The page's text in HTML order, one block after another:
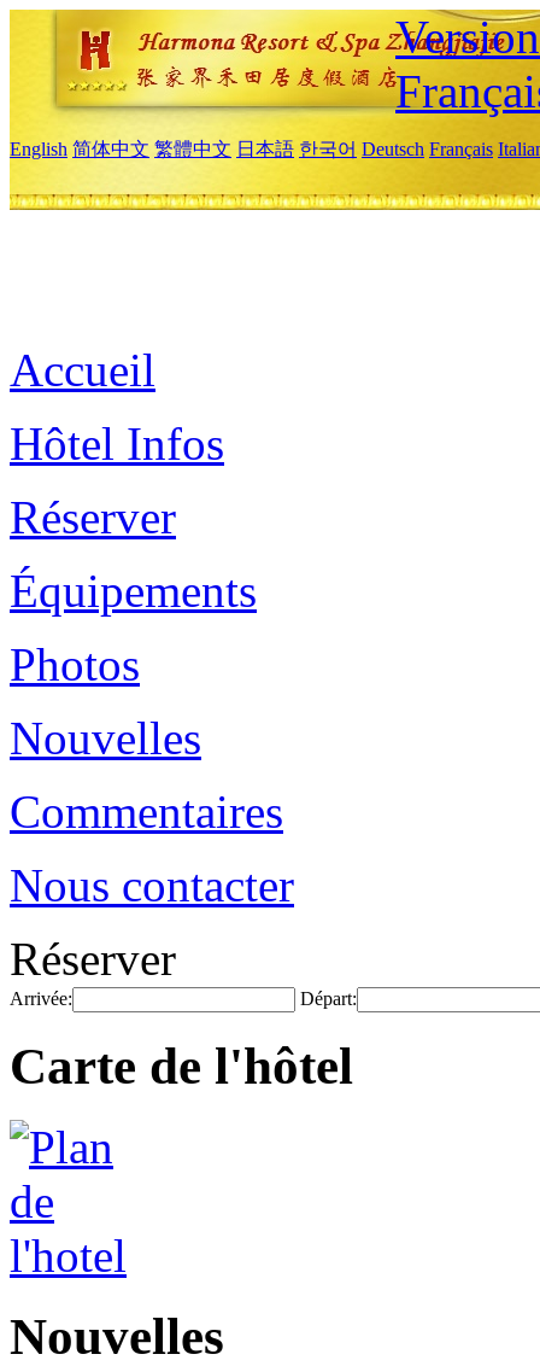
English 简体中文 繁體中文 日本語 한국어 Deutsch Français
Accueil
Hôtel Infos
Réserver
Équipements
Photos
Nouvelles
Commentaires
Nous contacter
Réserver
Arrivée: Départ:
Carte de l'hôtel
Nouvelles